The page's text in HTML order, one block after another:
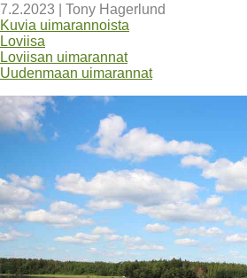
7.2.2023
Tony Hagerlund
Kuvia uimarannoista
Loviisa
Loviisan uimarannat
Uudenmaan uimarannat